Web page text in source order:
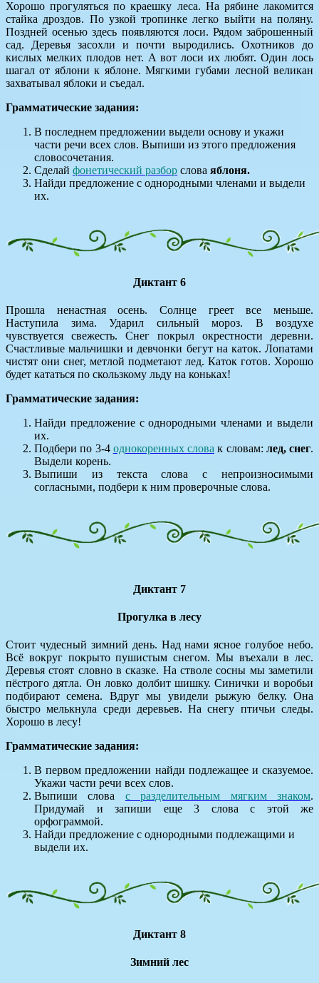
Хорошо прогуляться по краешку леса. На рябине лакомится
стайка дроздов. По узкой тропинке легко выйти на поляну.
Поздней осенью здесь появляются лоси. Рядом заброшенный
сад. Деревья засохли и почти выродились. Охотников до
кислых мелких плодов нет. А вот лоси их любят. Один лось
шагал от яблони к яблоне. Мягкими губами лесной великан
захватывал яблоки и съедал.
Грамматические задания:
В последнем предложении выдели основу и укажи
части речи всех слов. Выпиши из этого предложения
словосочетания.
Сделай фонетический разбор слова яблоня.
Найди предложение с однородными членами и выдели
их.
Диктант 6
Прошла ненастная осень. Солнце греет все меньше.
Наступила зима. Ударил сильный мороз. В воздухе
чувствуется свежесть. Снег покрыл окрестности деревни.
Счастливые мальчишки и девчонки бегут на каток. Лопатами
чистят они снег, метлой подметают лед. Каток готов. Хорошо
будет кататься по скользкому льду на коньках!
Грамматические задания:
Найди предложение с однородными членами и выдели
их.
Подбери по 3-4 однокоренных слова к словам: лед, снег.
Выдели корень.
Выпиши из текста слова с непроизносимыми
согласными, подбери к ним проверочные слова.
Диктант 7
Прогулка в лесу
Стоит чудесный зимний день. Над нами ясное голубое небо.
Всё вокруг покрыто пушистым снегом. Мы въехали в лес.
Деревья стоят словно в сказке. На стволе сосны мы заметили
пёстрого дятла. Он ловко долбит шишку. Синички и воробьи
подбирают семена. Вдруг мы увидели рыжую белку. Она
быстро мелькнула среди деревьев. На снегу птичьи следы.
Хорошо в лесу!
Грамматические задания:
В первом предложении найди подлежащее и сказуемое.
Укажи части речи всех слов.
Выпиши слова с разделительным мягким знаком.
Придумай и запиши еще 3 слова с этой же
орфограммой.
Найди предложение с однородными подлежащими и
выдели их.
Диктант 8
Зимний лес